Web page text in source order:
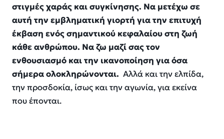
στιγμές χαράς και συγκίνησης. Να μετέχω σε
αυτή την εμβληματική γιορτή για την επιτυχή
έκβαση ενόςσημαντικού κεφαλαίου στη ζωή
κάθε ανθρώπου. Να ζω μαζί σας τον
ενθουσιασμό και την ικανοποίηση για όσα
σήμερα ολοκληρώνονται. Αλλά και την ελπίδα,
την προσδοκία, ίσως και την αγωνία, γιαεκείνα
πουέπονται.